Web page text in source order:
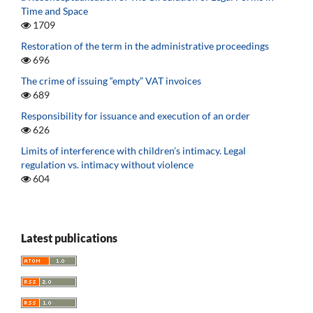
Time and Space
1709
Restoration of the term in the administrative proceedings
696
The crime of issuing “empty” VAT invoices
689
Responsibility for issuance and execution of an order
626
Limits of interference with children’s intimacy. Legal
regulation vs. intimacy without violence
604
Latest publications